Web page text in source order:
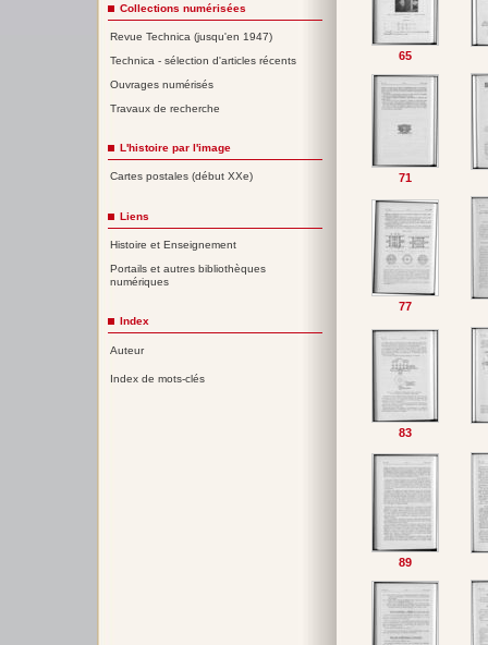
65
71
77
83
89
Collections numérisées
Revue Technica (jusqu'en 1947)
Technica - sélection d'articles récents
Ouvrages numérisés
Travaux de recherche
L'histoire par l'image
Cartes postales (début XXe)
Liens
Histoire et Enseignement
Portails et autres bibliothèques
numériques
Index
Auteur
Index de mots-clés